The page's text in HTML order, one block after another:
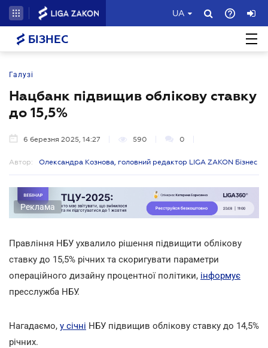
UA
БІЗНЕС
Галузі
Нацбанк підвищив облікову ставку
до 15,5%
6 березня 2025, 14:27 590 0
Автор: Олександра Кознова, головний редактор LIGA ZAKON Бізнес
Реклама
Правління НБУ ухвалило рішення підвищити облікову
ставку до 15,5% річних та скоригувати параметри
операційного дизайну процентної політики, інформує
пресслужба НБУ.
Нагадаємо, у січні НБУ підвищив облікову ставку до 14,5%
річних.